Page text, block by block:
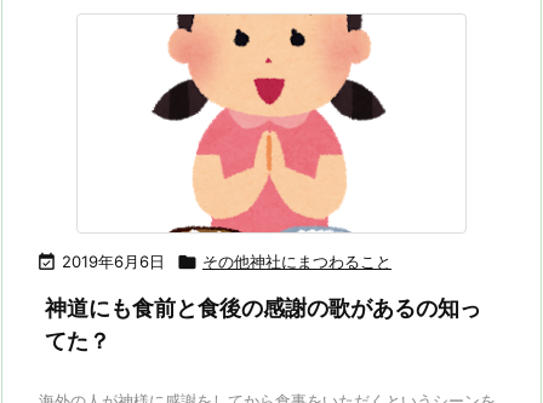
 2019年6月6日  その他神社にまつわること
神道にも食前と食後の感謝の歌があるの知っ
てた？